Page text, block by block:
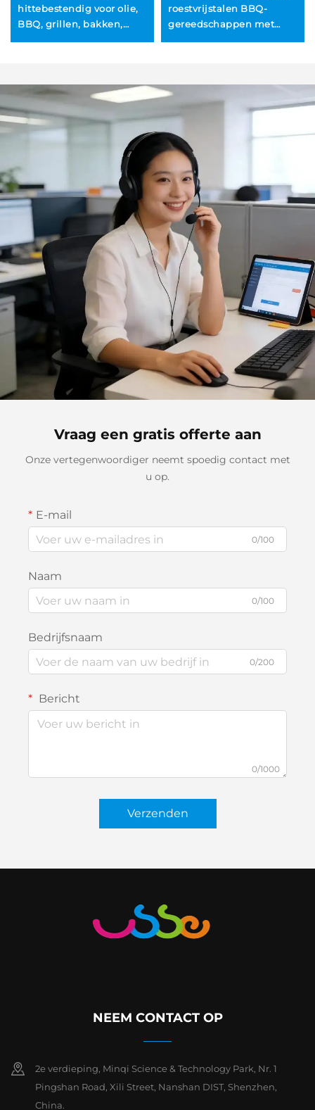
hittebestendig voor olie,
BBQ, grillen, bakken,
roestvrijstalen BBQ-
gereedschappen met
groenteklem, kooi en
metalen gereedschappen
Vraag een gratis offerte aan
Onze vertegenwoordiger neemt spoedig contact met
u op.
E-mail
0/100
Naam
0/100
Bedrijfsnaam
0/200
Bericht
0/1000
Verzenden
NEEM CONTACT OP
2e verdieping, Minqi Science & Technology Park, Nr. 1
Pingshan Road, Xili Street, Nanshan DIST, Shenzhen,
China.